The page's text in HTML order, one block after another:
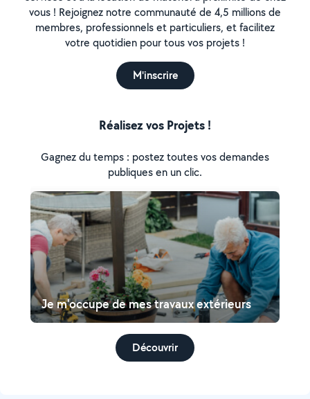
vous ! Rejoignez notre communauté de 4,5 millions de
membres, professionnels et particuliers, et facilitez
votre quotidien pour tous vos projets !
M'inscrire
Réalisez vos Projets !
Gagnez du temps : postez toutes vos demandes
publiques en un clic.
Je m'occupe de mes travaux extérieurs
Découvrir